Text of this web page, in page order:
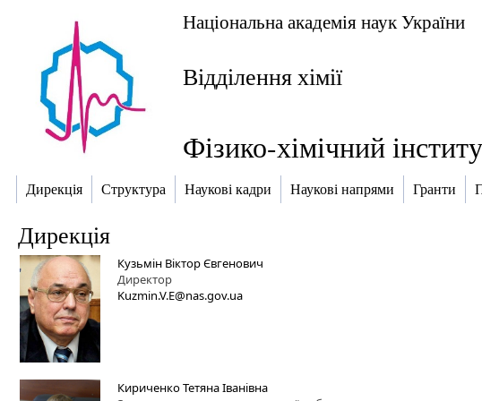
Національна академія наук України
Відділення хімії
Фізико-хімічний
Дирекція Структура Наукові кадри Наукові напрями Гранти
Дирекція
Кузьмін Віктор Євгенович
Директор
Kuzmin.V.E@nas.gov.ua
Кириченко Тетяна Іванівна